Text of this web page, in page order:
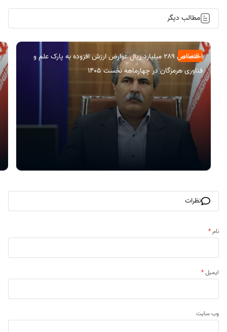
مطالب دیگر
اقتصادی
اختصاص ۲۸۹ میلیارد ریال عوارض ارزش افزوده به پارک علم و
فناوری هرمزگان در چهارماهه نخست ۱۴۰۵
نظرات
نام*
ایمیل*
وب‌ سایت